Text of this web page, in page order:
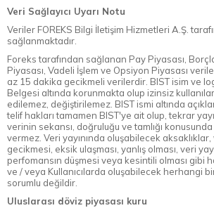
Veri Sağlayıcı Uyarı Notu
Veriler FOREKS Bilgi İletişim Hizmetleri A.Ş.
sağlanmaktadır.
Foreks tarafından sağlanan Pay Piyasası,
Piyasası, Vadeli İşlem ve Opsiyon Piyasası
az 15 dakika gecikmeli verilerdir. BIST isim ve
Belgesi altında korunmakta olup izinsiz
edilemez, değiştirilemez. BIST ismi altında
telif hakları tamamen BIST'ye ait olup, tekrar
verinin sekansı, doğruluğu ve tamlığı
vermez. Veri yayınında oluşabilecek aksaklıklar,
gecikmesi, eksik ulaşması, yanlış olması, veri
perfomansın düşmesi veya kesintili olması gibi
ve / veya Kullanıcılarda oluşabilecek herhangi
sorumlu değildir.
Uluslarası döviz piyasası kuru